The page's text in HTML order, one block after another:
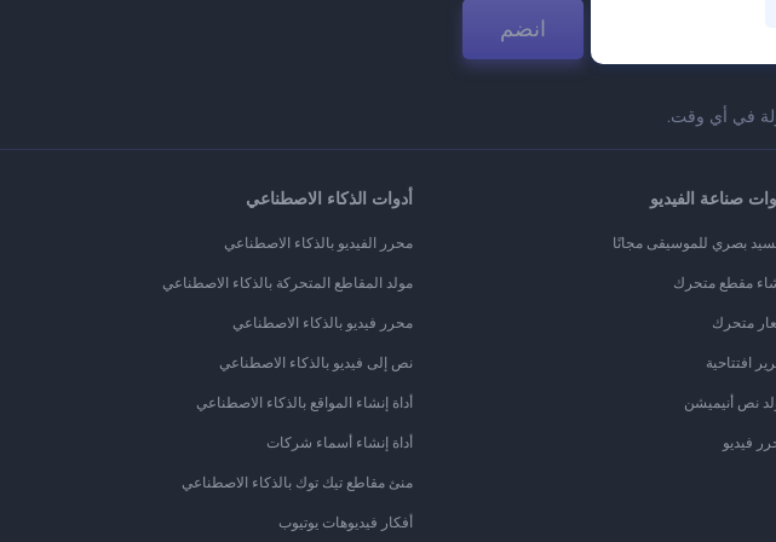
انضم
في أي وقت.
صناعة الفيديو
بصري للموسيقى مجانًا
مقطع متحرك
متحرك
افتتاحية
نص أنيميشن
فيديو
أدوات الذكاء الاصطناعي
محرر الفيديو بالذكاء الاصطناعي
مولد المقاطع المتحركة بالذكاء الاصطناعي
محرر فيديو بالذكاء الاصطناعي
نص إلى فيديو بالذكاء الاصطناعي
أداة إنشاء المواقع بالذكاء الاصطناعي
أداة إنشاء أسماء شركات
منئ مقاطع تيك توك بالذكاء الاصطناعي
أفكار فيديوهات يوتيوب